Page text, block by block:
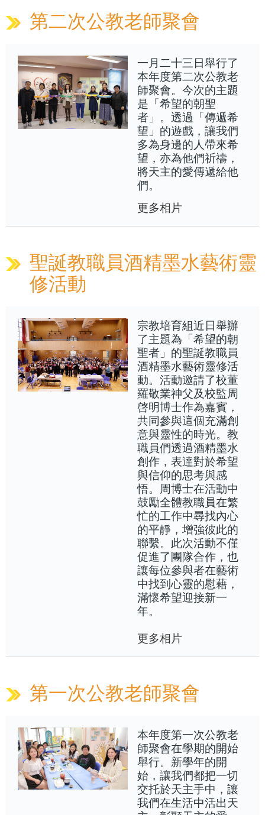
第二次公教老師聚會
一月二十三日舉行了
本年度第二次公教老
師聚會。今次的主題
是「希望的朝聖
者」。透過「傳遞希
望」的遊戲，讓我們
多為身邊的人帶來希
望，亦為他們祈禱，
將天主的愛傳遞給他
們。
更多相片
聖誕教職員酒精墨水藝術靈
修活動
宗教培育組近日舉辦
了主題為「希望的朝
聖者」的聖誕教職員
酒精墨水藝術靈修活
動。活動邀請了校董
羅敬業神父及校監周
啓明博士作為嘉賓，
共同參與這個充滿創
意與靈性的時光。教
職員們透過酒精墨水
創作，表達對於希望
與信仰的思考與感
悟。周博士在活動中
鼓勵全體教職員在繁
忙的工作中尋找內心
的平靜，增強彼此的
聯繫。此次活動不僅
促進了團隊合作，也
讓每位參與者在藝術
中找到心靈的慰藉，
滿懷希望迎接新一
年。
更多相片
第一次公教老師聚會
本年度第一次公教老
師聚會在學期的開始
舉行。新學年的開
始，讓我們都把一切
交托於天主手中，讓
我們在生活中活出天